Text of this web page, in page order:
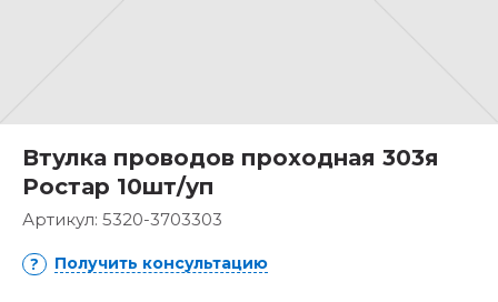
Втулка проводов проходная 303я
Ростар 10шт/уп
Артикул: 5320-3703303
Получить консультацию